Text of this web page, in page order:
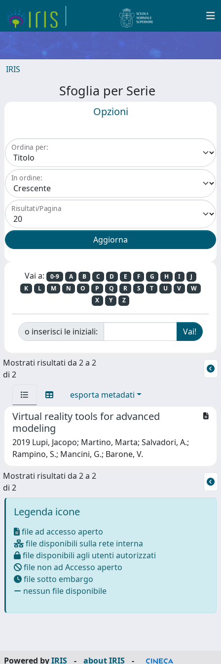
IRIS
Sfoglia per Serie
Opzioni
Ordina per:
In ordine:
Risultati/Pagina
Vai a: 0-9 A B C D E F G H I
J
K
L M N O P Q R S T U V
W
X
Y Z
o inserisci le iniziali:
Mostrati risultati da 2 a 2
di 2
esporta metadati
Virtual reality tools for advanced
modeling
2019 Lupi, Jacopo; Martino, Marta; Salvadori, A.;
Rampino, S.; Mancini, G.; Barone, V.
Mostrati risultati da 2 a 2
di 2
Legenda icone
file ad accesso aperto
file disponibili sulla rete interna
file disponibili agli utenti autorizzati
file non ad Accesso aperto
file sotto embargo
nessun file disponibile
Powered byIRIS - about IRIS -